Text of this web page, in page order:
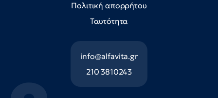
Πολιτική απορρήτου
Ταυτότητα
info@alfavita.gr
210 3810243